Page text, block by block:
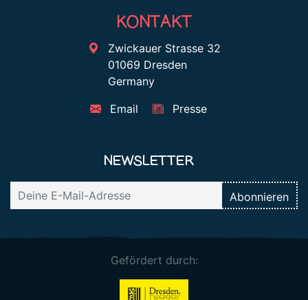
KONTAKT
Zwickauer Strasse 32
01069 Dresden
Germany
Email
Presse
NEWSLETTER
Gefördert durch: